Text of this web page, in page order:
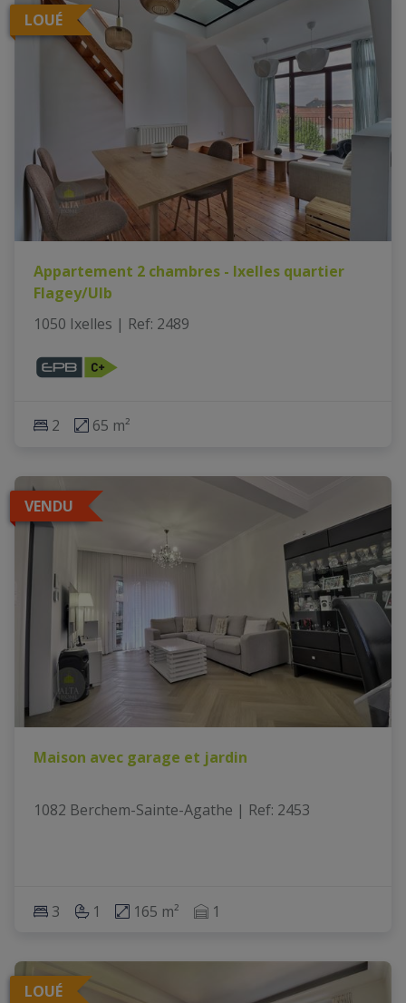
LOUÉ
Appartement 2 chambres - Ixelles quartier
Flagey/Ulb
1050 Ixelles | Ref: 2489
2 65 m²
VENDU
Maison avec garage et jardin
1082 Berchem-Sainte-Agathe | Ref: 2453
3 1 165 m² 1
LOUÉ